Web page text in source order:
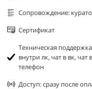
Сопровождение:
Сертификат
Техническая
внутри лк, чат в вк,
телефон
Доступ: сразу после